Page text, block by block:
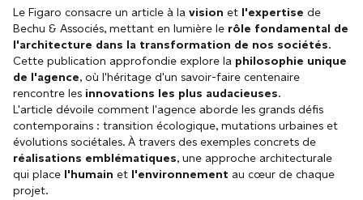
Le Figaro consacre un article à la vision et l'expertise de
Bechu & Associés, mettant en lumière le rôle fondamental de
l'architecture dans la transformation de nos sociétés.
Cette publication approfondie explore la philosophie unique
de l'agence, où l'héritage d'un savoir-faire centenaire
rencontre les innovations les plus audacieuses.
L'article dévoile comment l'agence aborde les grands défis
contemporains : transition écologique, mutations urbaines et
évolutions sociétales. À travers des exemples concrets de
réalisations emblématiques, une approche architecturale
qui place l'humain et l'environnement au cœur de chaque
projet.